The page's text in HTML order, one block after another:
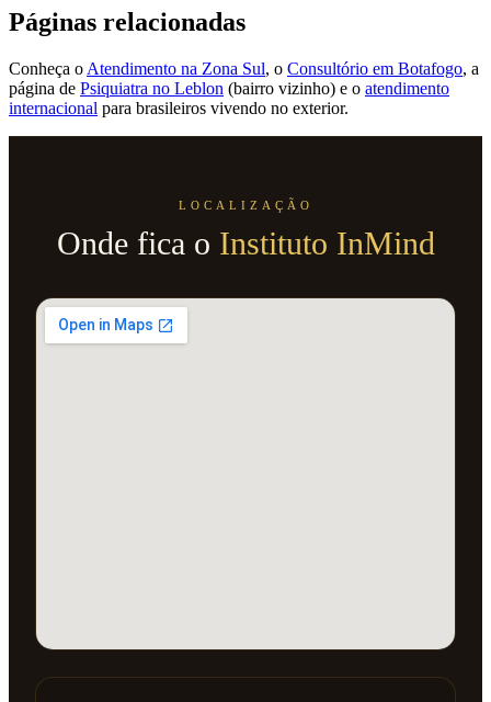
Páginas relacionadas
Conheça o Atendimento na Zona Sul, o Consultório em Botafogo, a
página de Psiquiatra no Leblon (bairro vizinho) e o atendimento
internacional para brasileiros vivendo no exterior.
LOCALIZAÇÃO
Onde fica o Instituto InMind